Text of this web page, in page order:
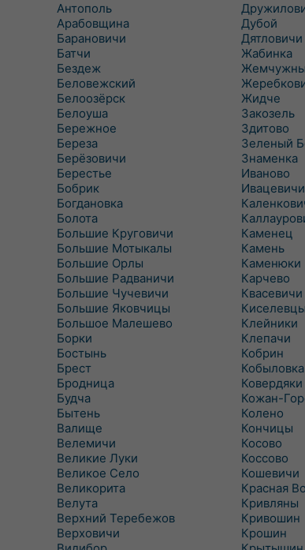
Антополь
Арабовщина
Барановичи
Батчи
Бездеж
Беловежский
Белоозёрск
Белоуша
Бережное
Береза
Берёзовичи
Берестье
Бобрик
Богдановка
Болота
Большие Круговичи
Большие Мотыкалы
Большие Орлы
Большие Радваничи
Большие Чучевичи
Большие Яковчицы
Большое Малешево
Борки
Бостынь
Брест
Бродница
Будча
Бытень
Валище
Велемичи
Великие Луки
Великое Село
Великорита
Велута
Верхний Теребежов
Верховичи
Дубой
Дятловичи
Жабинка
Жидче
Закозель
Здитово
Зеленый
Знаменка
Иваново
Ивацевичи
Каменец
Камень
Каменюки
Карчево
Квасевичи
Киселевцы
Клейники
Клепачи
Кобрин
Кобыловка
Ковердяки
Кожан-
Колено
Кончицы
Косово
Коссово
Кошевичи
Красная
Кривляны
Кривошин
Крошин